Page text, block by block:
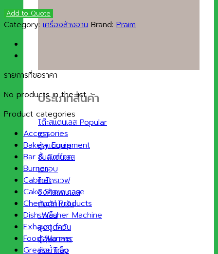
ประเภทสินค้า
โต๊ะสแตนเลส
เตา
ตู้สแตนเลส
ชั้นสแตนเลส
เตาอบ
ไมโครเวฟ
ซิงค์สแตนเลส
ถังดักไขมัน
รถเข็น
ฮูดดูดควัน
ตู้อุ่นอาหาร
ถังน้ำแข็ง
Add to Quote
Category: เครื่องล้างจาน Brand: Praim
รายการที่ขอราคา
No products in the list
Product categories
Accessories
Bakery Equipment
Bar & Coffee
Burner
Cabinet
Cake Show case
Chemical Products
Dish Washer Machine
Exhaust fan
Food Warmer
Grease Trap